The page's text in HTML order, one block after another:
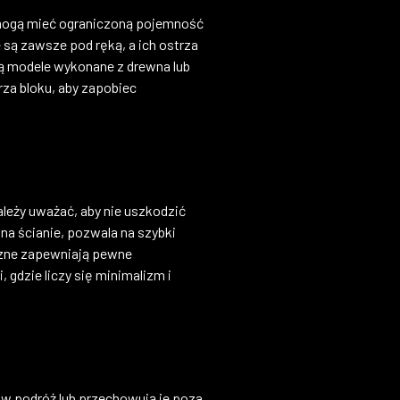
mieć ograniczoną pojemność
zawsze pod ręką, a ich ostrza
wykonane z drewna lub
bloku, aby zapobiec
uważać, aby nie uszkodzić
ścianie, pozwala na szybki
zapewniają pewne
gdzie liczy się minimalizm i